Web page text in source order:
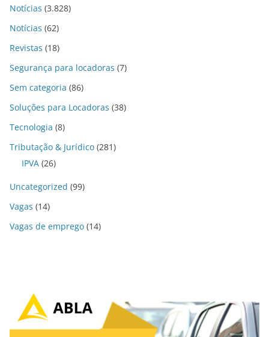
Notícias (3.828)
Notícias (62)
Revistas (18)
Segurança para locadoras (7)
Sem categoria (86)
Soluções para Locadoras (38)
Tecnologia (8)
Tributação & Jurídico (281)
IPVA (26)
Uncategorized (99)
Vagas (14)
Vagas de emprego (14)